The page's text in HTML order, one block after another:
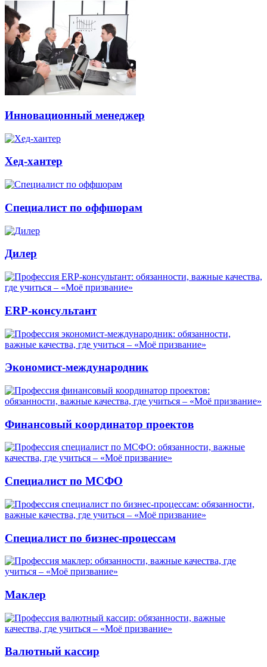
Инновационный менеджер
Хед-хантер
Специалист по оффшорам
Дилер
ERP-консультант
Экономист-международник
Финансовый координатор проектов
Специалист по МСФО
Специалист по бизнес-процессам
Маклер
Валютный кассир